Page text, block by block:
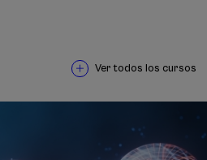
Ver todos los cursos